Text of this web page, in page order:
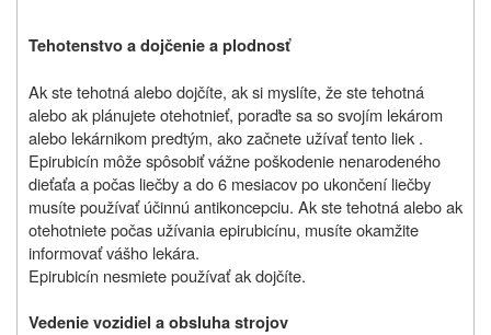
Tehotenstvo a dojčenie a plodnosť
Ak ste tehotná alebo dojčíte, ak si myslíte, že ste tehotná
alebo ak plánujete otehotnieť, poraďte sa so svojím lekárom
alebo lekárnikom predtým, ako začnete užívať tento liek .
Epirubicín môže spôsobiť vážne poškodenie nenarodeného
dieťaťa a počas liečby a do 6 mesiacov po ukončení liečby
musíte používať účinnú antikoncepciu. Ak ste tehotná alebo ak
otehotniete počas užívania epirubicínu, musíte okamžite
informovať vášho lekára.
Epirubicín nesmiete používať ak dojčíte.
Vedenie vozidiel a obsluha strojov